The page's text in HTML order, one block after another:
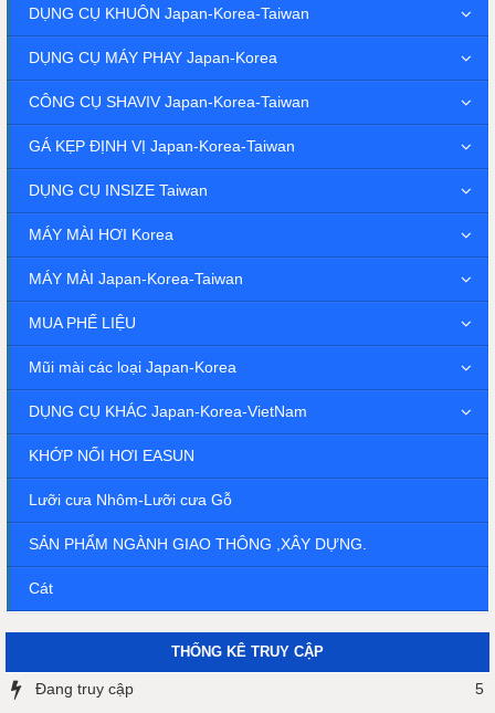
DỤNG CỤ KHUÔN Japan-Korea-Taiwan
DỤNG CỤ MÁY PHAY Japan-Korea
CÔNG CỤ SHAVIV Japan-Korea-Taiwan
GÁ KẸP ĐỊNH VỊ Japan-Korea-Taiwan
DỤNG CỤ INSIZE Taiwan
MÁY MÀI HƠI Korea
MÁY MÀI Japan-Korea-Taiwan
MUA PHẾ LIỆU
Mũi mài các loại Japan-Korea
DỤNG CỤ KHÁC Japan-Korea-VietNam
KHỚP NỐI HƠI EASUN
Lưỡi cưa Nhôm-Lưỡi cưa Gỗ
SẢN PHẨM NGÀNH GIAO THÔNG ,XÂY DỰNG.
Cát
THỐNG KÊ TRUY CẬP
Đang truy cập 5